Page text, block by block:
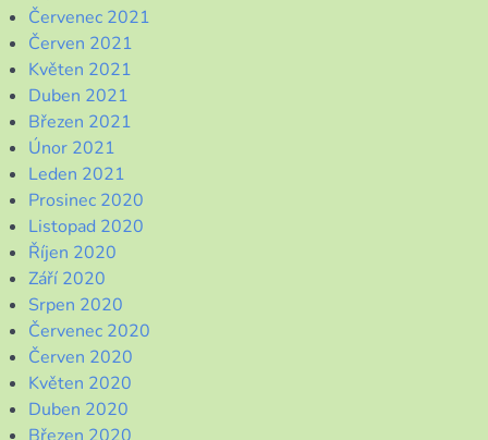
Červenec 2021
Červen 2021
Květen 2021
Duben 2021
Březen 2021
Únor 2021
Leden 2021
Prosinec 2020
Listopad 2020
Říjen 2020
Září 2020
Srpen 2020
Červenec 2020
Červen 2020
Květen 2020
Duben 2020
Březen 2020